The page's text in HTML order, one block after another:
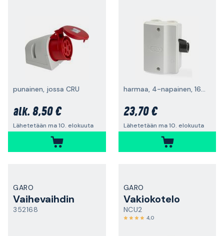
punainen, jossa CRU
alk. 8,50 €
Lähetetään ma 10. elokuuta
harmaa, 4-napainen, 16 A
23,70 €
Lähetetään ma 10. elokuuta
GARO
Vaihevaihdin
352168
GARO
Vakiokotelo
NCU2
4,0